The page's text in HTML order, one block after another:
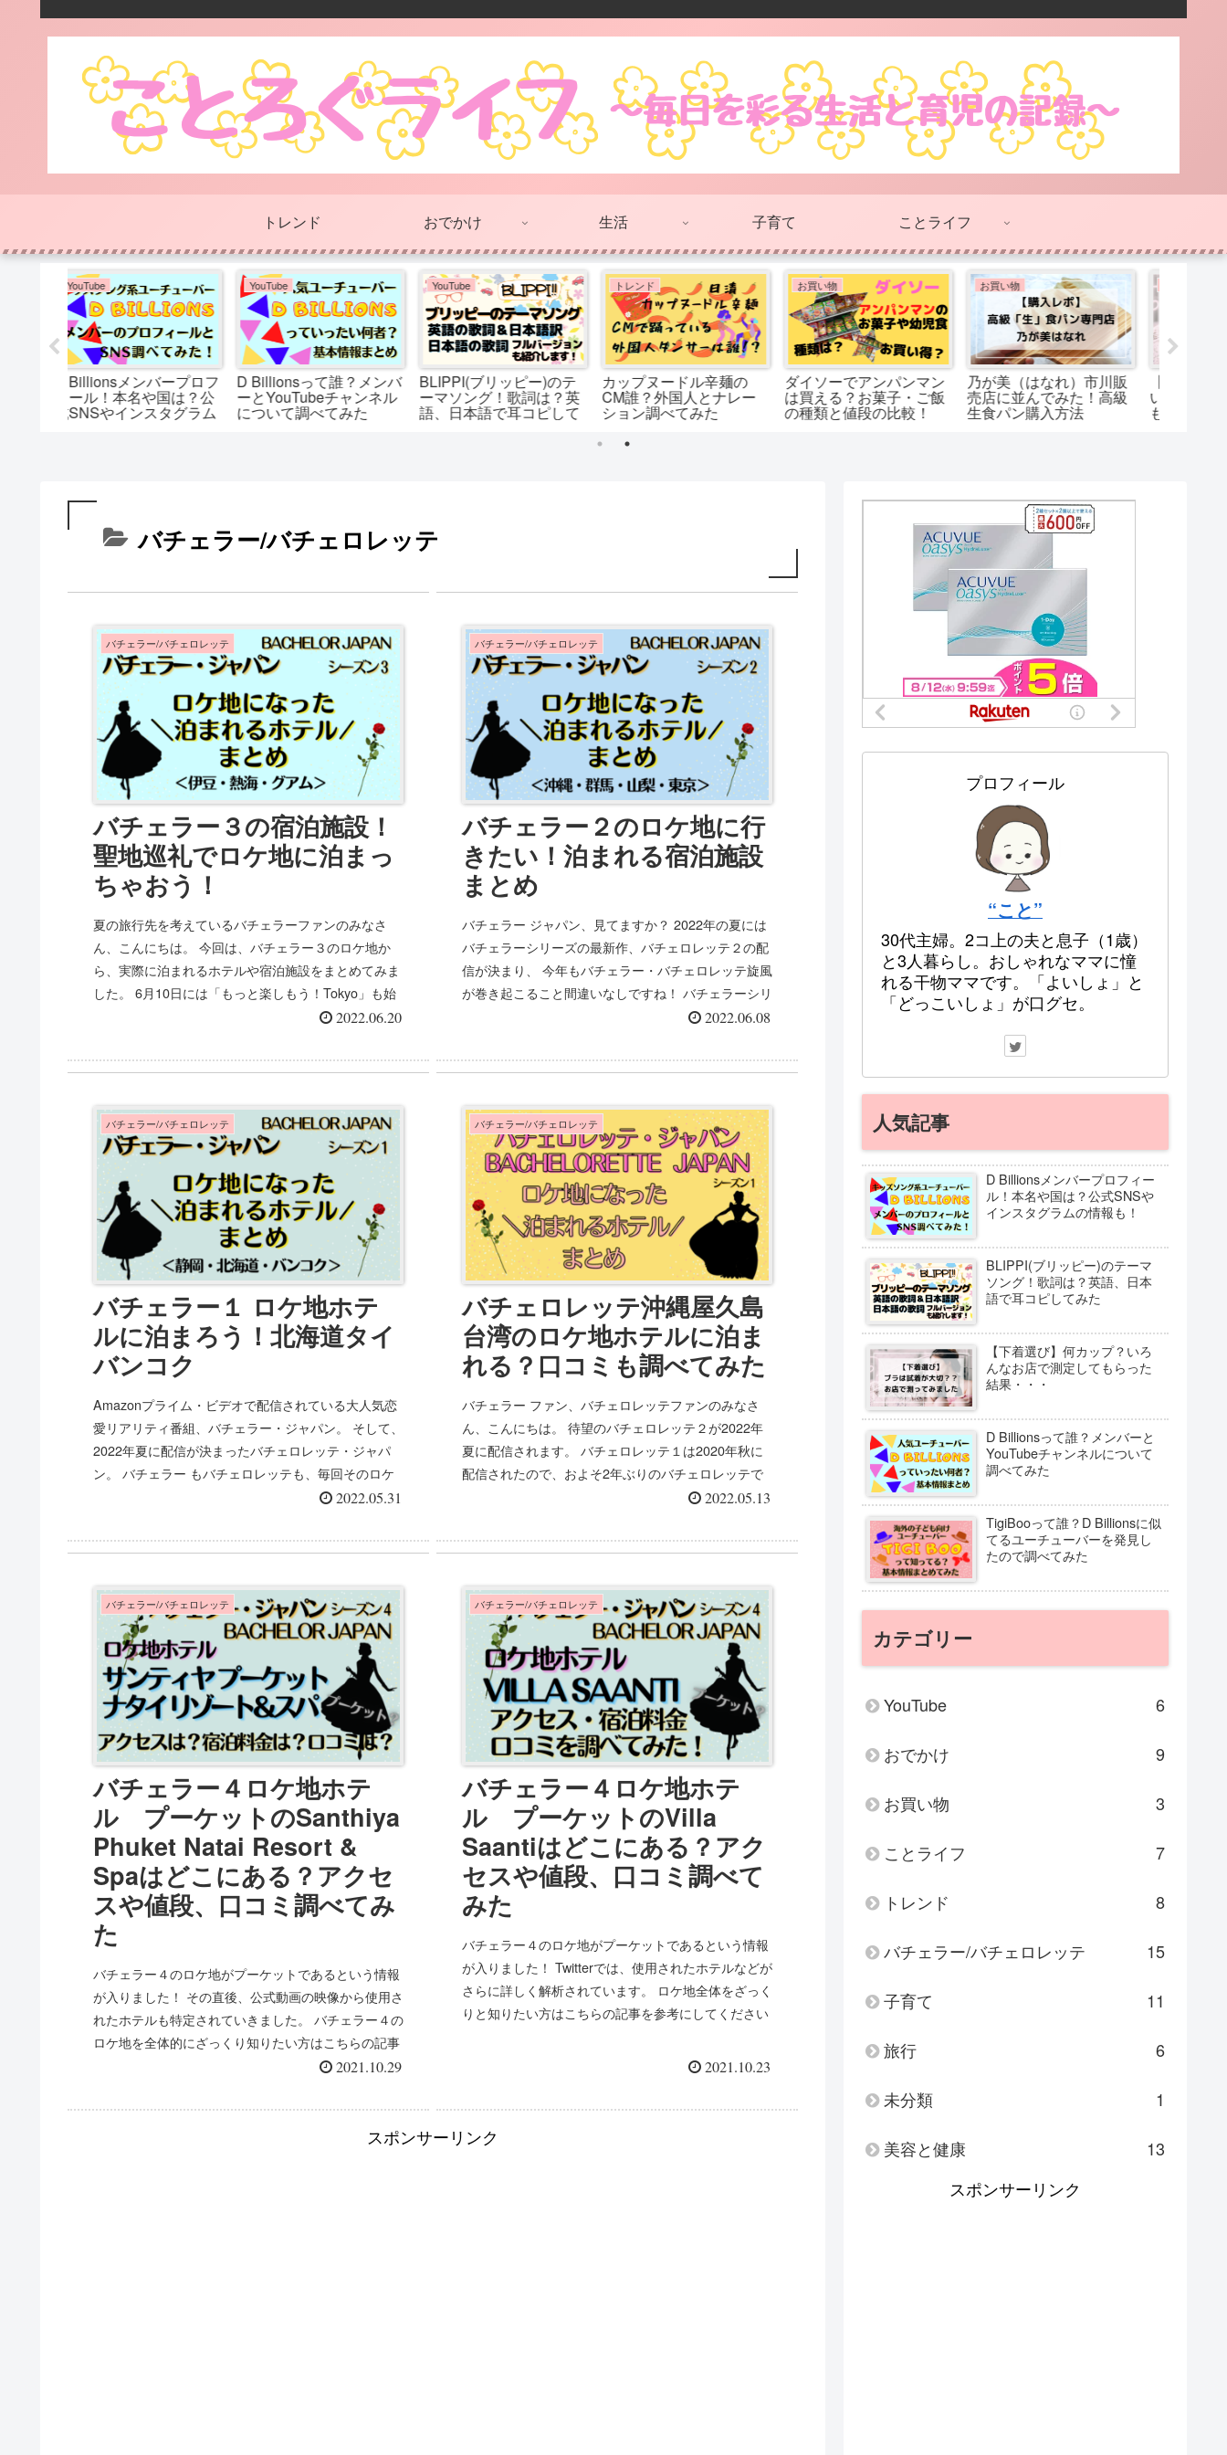
トレンド おでかけ 生活 子育て ことライフ
美容と健康
【下着選び】何カップ？
いろんなお店で測定して
もらった結果・・・
美容と健康
【ブルべ夏×骨格ウェー
ブ】オシャレは足元か
ら！？靴の整理をしまし
美容と健康
【骨格診断ウェーブ】貧
乳に見えるってほんと？
調べてみました！
美容と健康
【ブルべ夏×骨格ウェー
ブ】診断結果をどう活か
す？まわりの反応は？
美容と健康
ふたいがくそうは加入す
べき？学生さんには保険
加入するメリットあり！
ことライフ
卒業式にも使える？！心
に残った先生の言葉
バチェラー/バチェロレッテ
バチェラー/バチェロレッテ
バチェラー３の宿泊施設！
聖地巡礼でロケ地に泊まっ
ちゃおう！
夏の旅行先を考えているバチェラーファンのみなさ
ん、こんにちは。 今回は、バチェラー３のロケ地か
ら、実際に泊まれるホテルや宿泊施設をまとめてみま
した。 6月10日には「もっと楽しもう！Tokyo」も始
2022.06.20
バチェラー/バチェロレッテ
バチェラー２のロケ地に行
きたい！泊まれる宿泊施設
まとめ
バチェラー ジャパン、見てますか？ 2022年の夏には
バチェラーシリーズの最新作、バチェロレッテ２の配
信が決まり、 今年もバチェラー・バチェロレッテ旋風
が巻き起こること間違いなしですね！ バチェラーシリ
2022.06.08
バチェラー/バチェロレッテ
バチェラー１ ロケ地ホテ
ルに泊まろう！北海道タイ
バンコク
Amazonプライム・ビデオで配信されている大人気恋
愛リアリティ番組、バチェラー・ジャパン。 そして、
2022年夏に配信が決まったバチェロレッテ・ジャパ
ン。 バチェラー もバチェロレッテも、毎回そのロケ
2022.05.31
バチェラー/バチェロレッテ
バチェロレッテ沖縄屋久島
台湾のロケ地ホテルに泊ま
れる？口コミも調べてみた
バチェラー ファン、バチェロレッテファンのみなさ
ん、こんにちは。 待望のバチェロレッテ２が2022年
夏に配信されます。 バチェロレッテ１は2020年秋に
配信されたので、およそ2年ぶりのバチェロレッテで
2022.05.13
バチェラー/バチェロレッテ
バチェラー４ロケ地ホテ
ル プーケットのSanthiya
Phuket Natai Resort &
Spaはどこにある？アクセ
スや値段、口コミ調べてみ
た
バチェラー４のロケ地がプーケットであるという情報
が入りました！ その直後、公式動画の映像から使用さ
れたホテルも特定されていきました。 バチェラー４の
ロケ地を全体的にざっくり知りたい方はこちらの記事
2021.10.29
バチェラー/バチェロレッテ
バチェラー４ロケ地ホテ
ル プーケットのVilla
Saantiはどこにある？アク
セスや値段、口コミ調べて
みた
バチェラー４のロケ地がプーケットであるという情報
が入りました！ Twitterでは、使用されたホテルなどが
さらに詳しく解析されています。 ロケ地全体をざっく
りと知りたい方はこちらの記事を参考にしてください
2021.10.23
スポンサーリンク
プロフィール
“こと”
30代主婦。2コ上の夫と息子（1歳）
と3人暮らし。おしゃれなママに憧
れる干物ママです。「よいしょ」と
「どっこいしょ」が口グセ。
人気記事
D Billionsメンバープロフィー
ル！本名や国は？公式SNSや
インスタグラムの情報も！
BLIPPI(ブリッピー)のテーマ
ソング！歌詞は？英語、日本
語で耳コピしてみた
【下着選び】何カップ？いろ
んなお店で測定してもらった
結果・・・
D Billionsって誰？メンバーと
YouTubeチャンネルについて
調べてみた
TigiBooって誰？D Billionsに似
てるユーチューバーを発見し
たので調べてみた
カテゴリー
YouTube 6
おでかけ 9
お買い物 3
ことライフ 7
トレンド 8
バチェラー/バチェロレッテ 15
子育て 11
旅行 6
未分類 1
美容と健康
13
スポンサーリンク